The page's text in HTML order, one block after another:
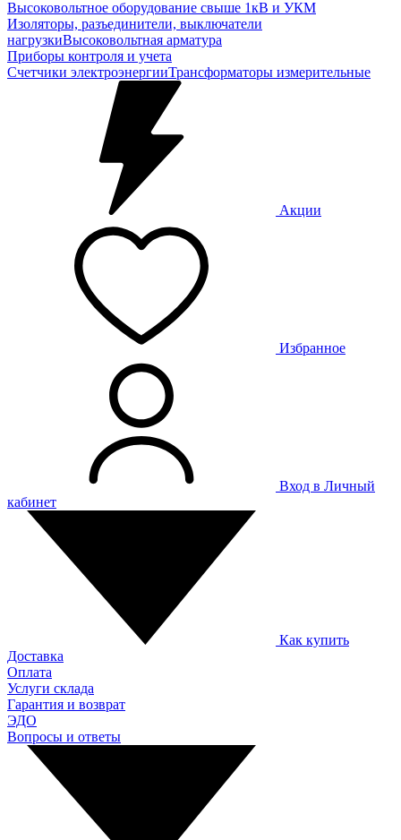
Высоковольтное оборудование свыше 1кВ и УКМ
Изоляторы, разъединители, выключатели
нагрузкиВысоковольтная арматура
Приборы контроля и учета
Счетчики электроэнергииТрансформаторы измерительные
Акции
Избранное
Вход в Личный
кабинет
Как купить
Доставка
Оплата
Услуги склада
Гарантия и возврат
ЭДО
Вопросы и ответы